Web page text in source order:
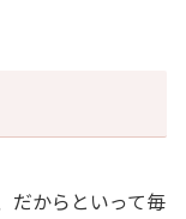
だからといって毎